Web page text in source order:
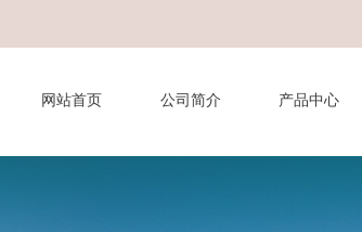
网站首页 公司简介 产品中心